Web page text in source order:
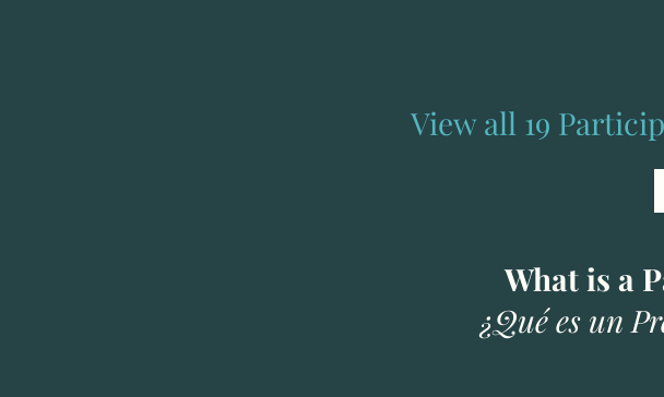
View all 19
What is a
¿Qué es un